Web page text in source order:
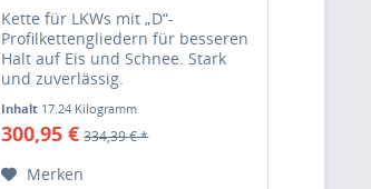
Kette für LKWs mit „D“-
Profilkettengliedern für besseren
Halt auf Eis und Schnee. Stark
und zuverlässig.
Inhalt 17.24 Kilogramm
300,95 € 334,39 € *
Merken